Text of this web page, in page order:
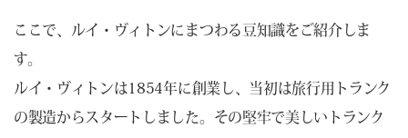
ここで、ルイ・ヴィトンにまつわる豆知識をご紹介しま
す。
ルイ・ヴィトンは1854年に創業し、当初は旅行用トランク
の製造からスタートしました。その堅牢で美しいトランク